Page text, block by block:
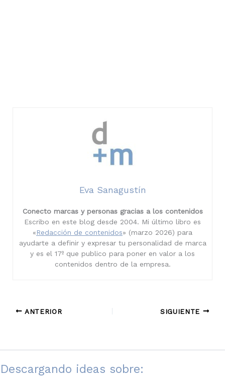
Eva Sanagustín
Conecto marcas y personas gracias a los contenidos
Escribo en este blog desde 2004. Mi último libro es
«Redacción de contenidos» (marzo 2026) para
ayudarte a definir y expresar tu personalidad de marca
y es el 17º que publico para poner en valor a los
contenidos dentro de la empresa.
ANTERIOR SIGUIENTE
Descargando ideas sobre: